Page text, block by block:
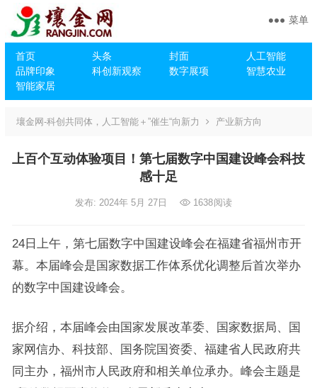
首页 头条 封面
人工智能
品牌印象
科创新观察 数字展项
智慧农业
智能家居
菜单
壤金网-科创共同体，人工智能＋”催生“向新力 产业新方向
上百个互动体验项目！第七届数字中国建设峰会科技
感十足
发布: 2024年 5月 27日 1638阅读
24日上午，第七届数字中国建设峰会在福建省福州市开
幕。本届峰会是国家数据工作体系优化调整后首次举办
的数字中国建设峰会。
据介绍，本届峰会由国家发展改革委、国家数据局、国
家网信办、科技部、国务院国资委、福建省人民政府共
同主办，福州市人民政府和相关单位承办。峰会主题是